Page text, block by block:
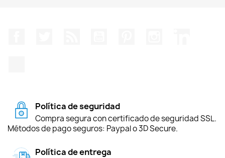
Política de seguridad
Compra segura con certificado de seguridad SSL.
Métodos de pago seguros: Paypal o 3D Secure.
Política de entrega